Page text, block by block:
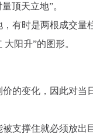
顶天立地”。
，有时是两根成交
阳升”的图形。
价的变化，因此对
被支撑住就必须放